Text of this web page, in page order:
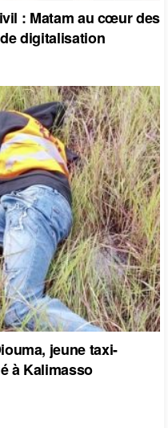
: Matam au cœur des
digitalisation
jeune taxi-
à Kalimasso